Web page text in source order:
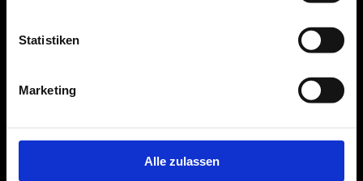
Statistiken
Marketing
Alle zulassen